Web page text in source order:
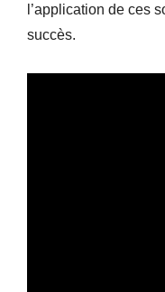
l’application de ces
succès.